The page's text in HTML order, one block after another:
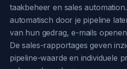
taakbeheer en sales
automatisch door je pipeline
van hun gedrag, e-mails
De sales-rapportages geven
pipeline-waarde en individuele